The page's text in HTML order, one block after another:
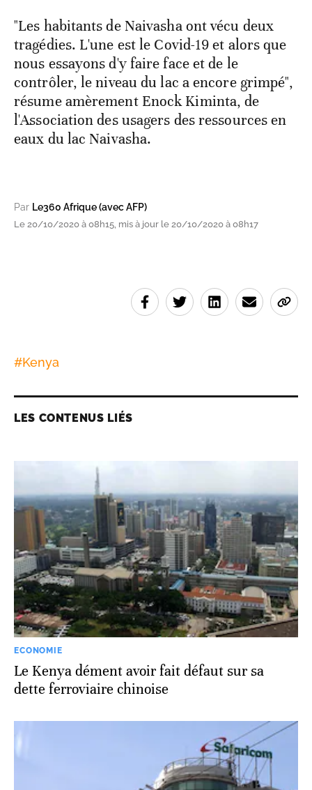
"Les habitants de Naivasha ont vécu deux
tragédies. L'une est le Covid-19 et alors que
nous essayons d'y faire face et de le
contrôler, le niveau du lac a encore grimpé",
résume amèrement Enock Kiminta, de
l'Association des usagers des ressources en
eaux du lac Naivasha.
Par Le360 Afrique (avec AFP)
Le 20/10/2020 à 08h15, mis à jour le 20/10/2020 à 08h17
#Kenya
LES CONTENUS LIÉS
ECONOMIE
Le Kenya dément avoir fait défaut sur sa
dette ferroviaire chinoise